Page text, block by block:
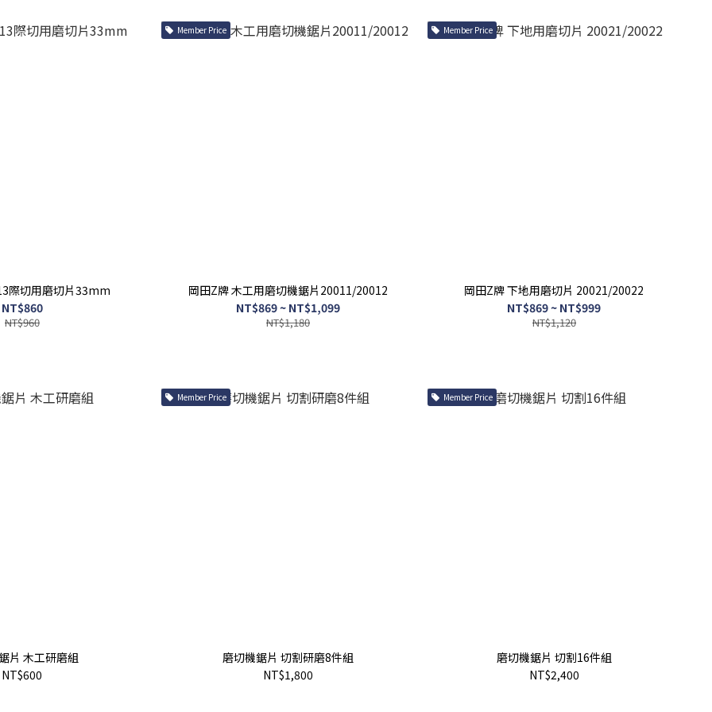
際切用磨切片33mm
NT$860
NT$960
Member Price
岡田Z牌 木工用磨切機鋸片20011/20012
NT$869 ~ NT$1,099
NT$1,180
Member Price
岡田Z牌 下地用磨切片 20021/20022
NT$869 ~ NT$999
NT$1,120
片 木工研磨組
NT$600
Member Price
磨切機鋸片 切割研磨8件組
NT$1,800
Member Price
磨切機鋸片 切割16件組
NT$2,400